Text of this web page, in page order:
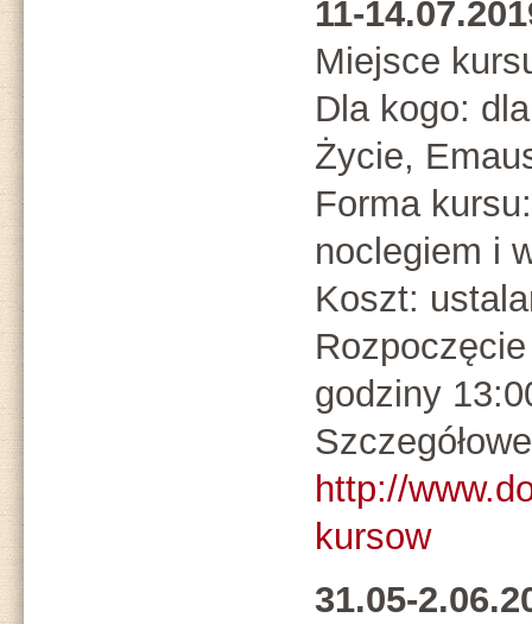
11-
Miejsce
Dla kogo:
Życie,
Forma
noclegiem i
Koszt:
godziny
http://
kursow
31.05-